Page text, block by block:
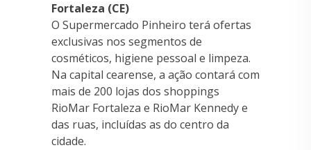
Fortaleza (CE)
O Supermercado Pinheiro terá ofertas
exclusivas nos segmentos de
cosméticos, higiene pessoal e limpeza.
Na capital cearense, a ação contará com
mais de 200 lojas dos shoppings
RioMar Fortaleza e RioMar Kennedy e
das ruas, incluídas as do centro da
cidade.